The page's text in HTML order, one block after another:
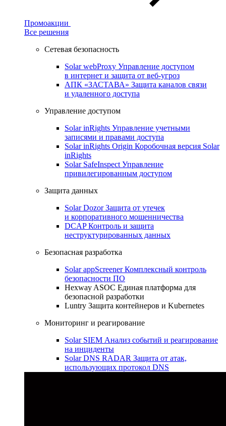
Промоакции
Все решения
Сетевая безопасность
Solar webProxy Управление доступом
в интернет и защита от веб-угроз
АПК «ЗАСТАВА» Защита каналов связи
и удаленного доступа
Управление доступом
Solar inRights Управление учетными
записями и правами доступа
Solar inRights Origin Коробочная версия Solar
inRights
Solar SafeInspect Управление
привилегированным доступом
Защита данных
Solar DozorЗащита от утечек
и корпоративного мошенничества
DCAPКонтроль и защита
неструктурированных данных
Безопасная разработка
Solar appScreenerКомплексный контроль
безопасности ПО
Hexway ASOC Единая платформа для
безопасной разработки
Luntry Защита контейнеров и Kubernetes
Мониторинг и реагирование
Solar SIEM Анализ событий и реагирование
на инциденты
Solar DNS RADAR Защита от атак,
использующих протокол DNS